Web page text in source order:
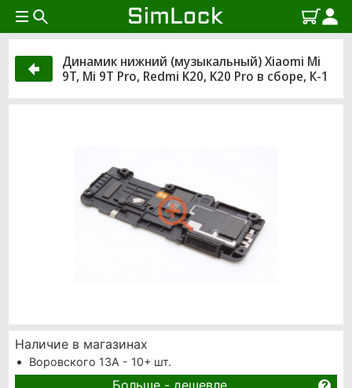
Динамик нижний (музыкальный) Xiaomi Mi
9T, Mi 9T Pro, Redmi K20, K20 Pro в сборе, К-1
Наличие в магазинах
Воровского 13А - 10+ шт.